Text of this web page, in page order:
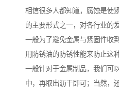
相信很多人都知道，腐蚀是使
的主要形式之一，对各行业的
一般为了避免金属与紧固件收
用防锈油的防锈性能来防止这
一般针对于金属制品，我们可
中，再取出沥干即可；当然，